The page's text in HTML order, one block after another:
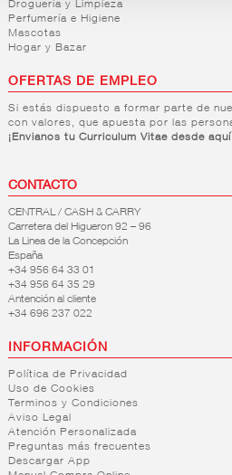
Droguería y Limpieza
Perfumería e Higiene
Mascotas
Hogar y Bazar
OFERTAS DE EMPLEO
Si estás dispuesto a formar parte de
con valores, que apuesta por las
¡Envianos tu Curriculum Vitae desde
CONTACTO
CENTRAL / CASH & CARRY
Carretera del Higueron 92 – 96
La Linea de la Concepción
España
+34 956 64 33 01
+34 956 64 35 29
Antención al cliente
+34 696 237 022
INFORMACIÓN
Política de Privacidad
Uso de Cookies
Terminos y Condiciones
Aviso Legal
Atención Personalizada
Preguntas más frecuentes
Descargar App